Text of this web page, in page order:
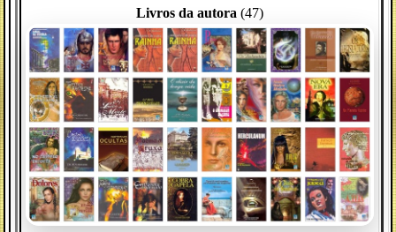
Livros da autora (47)